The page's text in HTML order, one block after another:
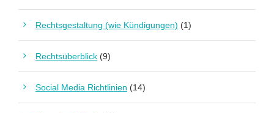
Rechtsgestaltung (wie Kündigungen) (1)
Rechtsüberblick (9)
Social Media Richtlinien (14)